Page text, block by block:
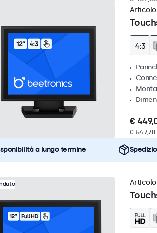
Articolo:
€
€
a lungo termine
Articolo: